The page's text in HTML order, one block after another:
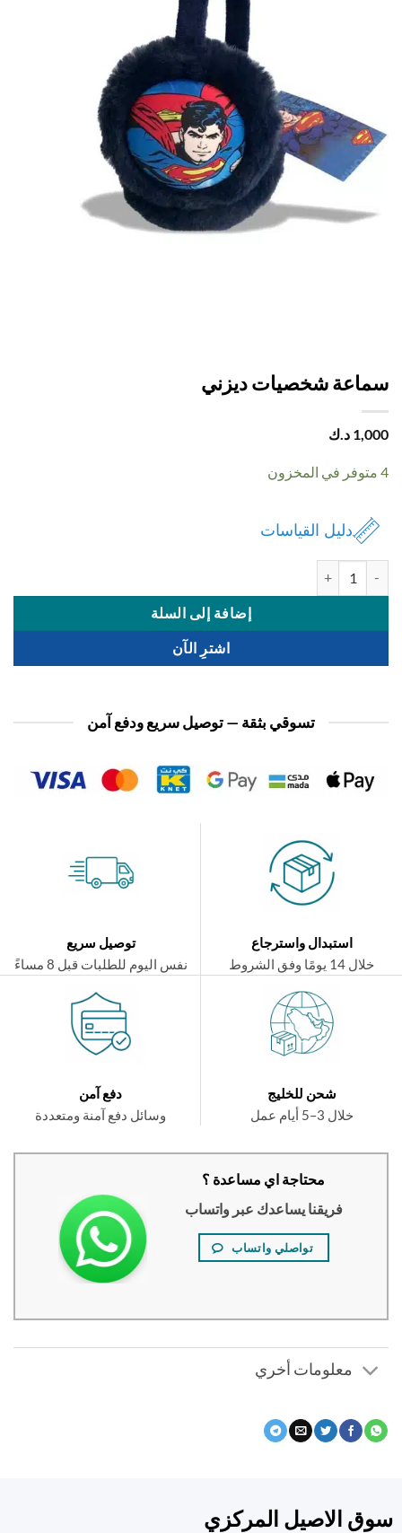
شخصيات ديزني
د.ك
دليل القياسات
إضافة إلى السلة
اشترِ الآن
تسوقي بثقة — توصيل سريع ودفع آمن
استبدال واسترجاع
توصيل سريع
نفس اليوم للطلبات قبل 8 مساءً
شحن للخليج
دفع آمن
وسائل دفع آمنة ومتعددة
محتاجة اي مساعدة ؟
فريقنا يساعدك عبر واتساب
تواصلي واتساب
معلومات أخري
الاصيل المركزي